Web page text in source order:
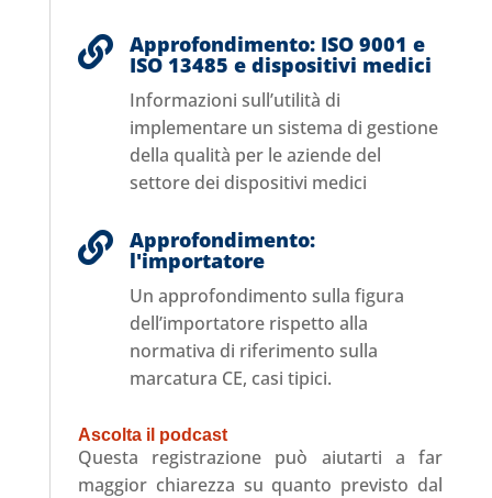
 Approfondimento: ISO 9001 e
ISO 13485 e dispositivi medici
Informazioni sull’utilità di
implementare un sistema di gestione
della qualità per le aziende del
settore dei dispositivi medici
 Approfondimento:
l'importatore
Un approfondimento sulla figura
dell’importatore rispetto alla
normativa di riferimento sulla
marcatura CE, casi tipici.
Ascolta il podcast
Questa registrazione può aiutarti a far
maggior chiarezza su quanto previsto dal